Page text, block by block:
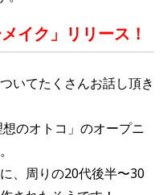
イク」リリース ！
いてたくさんお話し頂き
のオトコ」のオープニ
、周りの20代後半〜30